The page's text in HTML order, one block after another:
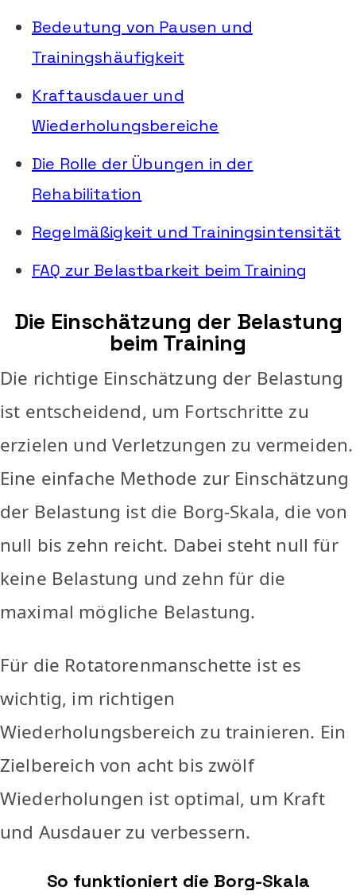
Bedeutung von Pausen und
Trainingshäufigkeit
Kraftausdauer und
Wiederholungsbereiche
Die Rolle der Übungen in der
Rehabilitation
Regelmäßigkeit und Trainingsintensität
FAQ zur Belastbarkeit beim Training
Die Einschätzung der Belastung
beim Training
Die richtige Einschätzung der Belastung
ist entscheidend, um Fortschritte zu
erzielen und Verletzungen zu vermeiden.
Eine einfache Methode zur Einschätzung
der Belastung ist die Borg-Skala, die von
null bis zehn reicht. Dabei steht null für
keine Belastung und zehn für die
maximal mögliche Belastung.
Für die Rotatorenmanschette ist es
wichtig, im richtigen
Wiederholungsbereich zu trainieren. Ein
Zielbereich von acht bis zwölf
Wiederholungen ist optimal, um Kraft
und Ausdauer zu verbessern.
So funktioniert die Borg-Skala